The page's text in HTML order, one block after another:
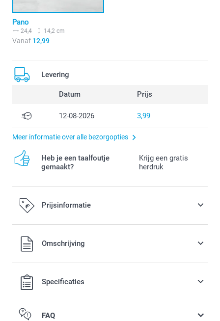
Pano
24,4 14,2 cm
Vanaf 12,99
Levering
Datum Prijs
12-08-2026 3,99
Meer informatie over alle bezorgopties
Heb je een taalfoutje
gemaakt?
Krijg een gratis
herdruk
Prijsinformatie
Alle prijzen zijn in EURO (€) inclusief BTW en exclusief
verzendkosten.Omschrijving
Specificaties
FAQ